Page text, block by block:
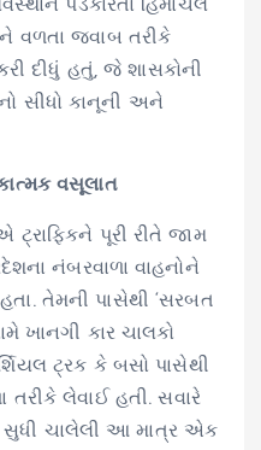
પડકારતા હિમાચલ
વળતા જવાબ તરીકે
દીધું હતું, જે શાસકોની
સીધો કાનૂની અને
વસૂલાત
ટ્રાફિકને પૂરી રીતે જામ
નંબરવાળા વાહનોને
તેમની પાસેથી ‘સરબત
ખાનગી કાર ચાલકો
ટ્રક કે બસો પાસેથી
તરીકે લેવાઈ હતી. સવારે
સુધી ચાલેલી આ માત્ર એક